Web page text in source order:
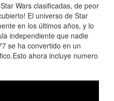
Wars clasificadas, de peor
El universo de Star
en los últimos años, y lo
independiente que nadie
se ha convertido en un
ahora incluye numero